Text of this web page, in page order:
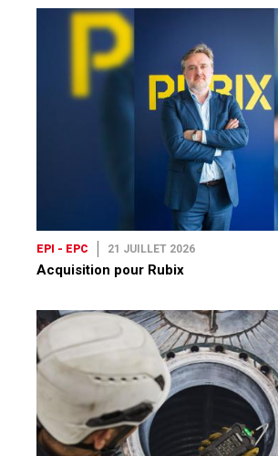
EPI - EPC 21 JUILLET 2026
Acquisition pour Rubix